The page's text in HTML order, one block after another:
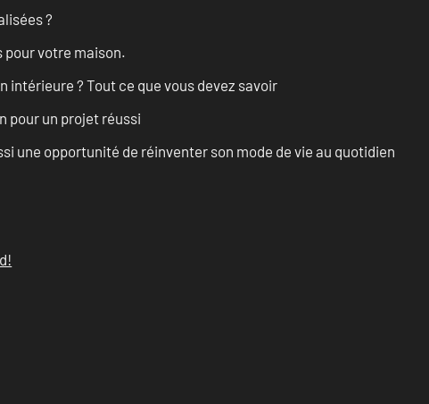
?
pour votre maison.
? Tout ce que vous devez savoir
pour un projet réussi
une opportunité de réinventer son mode de vie au quotidien